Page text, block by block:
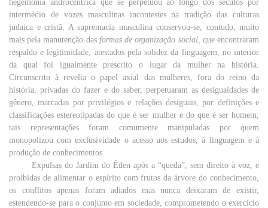
hegemonia androcêntrica quese perpetuou aolongo dosséculos por
intermédio de vozesmasculinas incontestesnatradição das culturas
judaica e cristã. A supremacia masculinaconservou-se, contudo, muito
mais pela manutenção das formasdeorganização social, queencontraram
respaldo elegitimidade, atestados pela solidez da linguagem, nointerior
da qualfoi igualmenteprescrito o lugarda mulhernahistória.
Circunscrito àrevelia opapel axial das mulheres, forado reinoda
história, privadas do fazer e do saber, perpetuaram as desigualdades de
gênero, marcadas por privilégios e relações desiguais,por definiçõese
classificações estereotipadas doque éser mulhere do queé ser homem;
tais
representaçõesforam comumente manipuladas por
quem
monopolizoucom exclusividade o acessoaosestudos, à linguageme à
produção de conhecimentos.
Expulsas do Jardimdo Éden apósa “queda”, sem direito àvoz, e
proibidas de alimentaro espírito com frutos daárvore doconhecimento,
os conflitos apenas foram adiados mas nunca deixaram deexistir,
estendendo-se parao conjunto em sociedade, comprometendo o exercício